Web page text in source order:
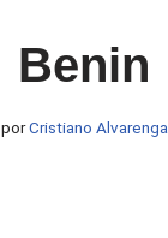
Benin
porCristiano Alvarenga